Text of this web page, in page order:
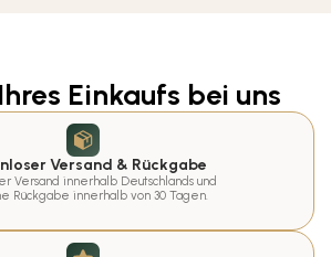
Einkaufs bei uns
Versand & Rückgabe
Versand innerhalb Deutschlands und
Rückgabe innerhalb von 30 Tagen.